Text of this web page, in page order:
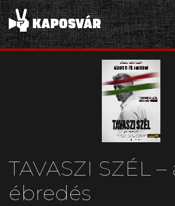
TAVASZI SZÉL –
ébredés